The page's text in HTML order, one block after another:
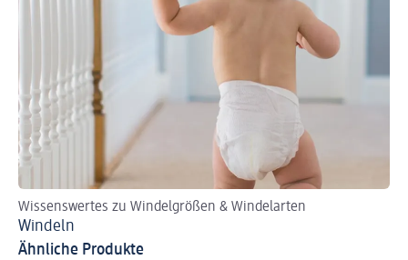
Wissenswertes zu Windelgrößen & Windelarten
Windeln
Ähnliche Produkte